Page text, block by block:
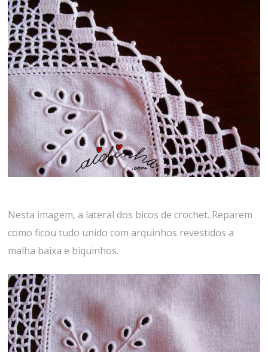
Nesta imagem, a lateral dos bicos de crochet. Reparem
como ficou tudo unido com arquinhos revestidos a
malha baixa e biquinhos.